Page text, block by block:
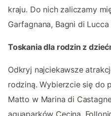
kraju. Do nich zaliczamy
Garfagnana, Bagni di
Toskania dla rodzin z
Odkryj najciekawsze
rodziną. Wybierzcie się do
Matto w Marina di
aquaparków Cecina,